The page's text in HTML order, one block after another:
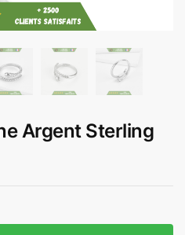
Argent Sterling